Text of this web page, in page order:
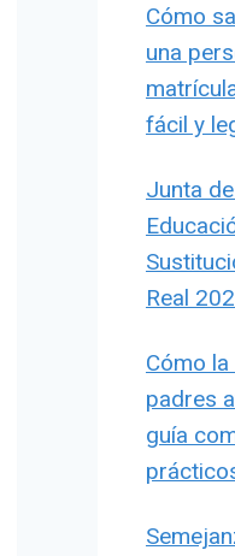
Cómo
una
fácil y
Junta
Real
Cómo
padres
guía